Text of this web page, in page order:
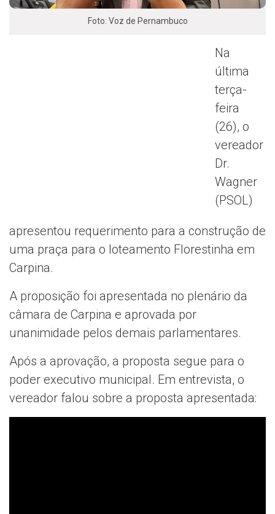
Foto: Voz de Pernambuco
Na
última
terça-
feira
(26), o
vereador
Dr.
Wagner
(PSOL)
apresentou requerimento para a construção de
uma praça para o loteamento Florestinha em
Carpina.
A proposição foi apresentada no plenário da
câmara de Carpina e aprovada por
unanimidade pelos demais parlamentares.
Após a aprovação, a proposta segue para o
poder executivo municipal. Em entrevista, o
vereador falou sobre a proposta apresentada: